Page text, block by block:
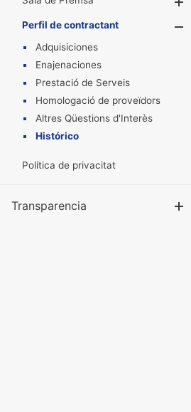
Perfil de contractant
Adquisiciones
Enajenaciones
Prestació de Serveis
Homologació de proveïdors
Altres Qüestions d'Interès
Histórico
Política de privacitat
Transparencia